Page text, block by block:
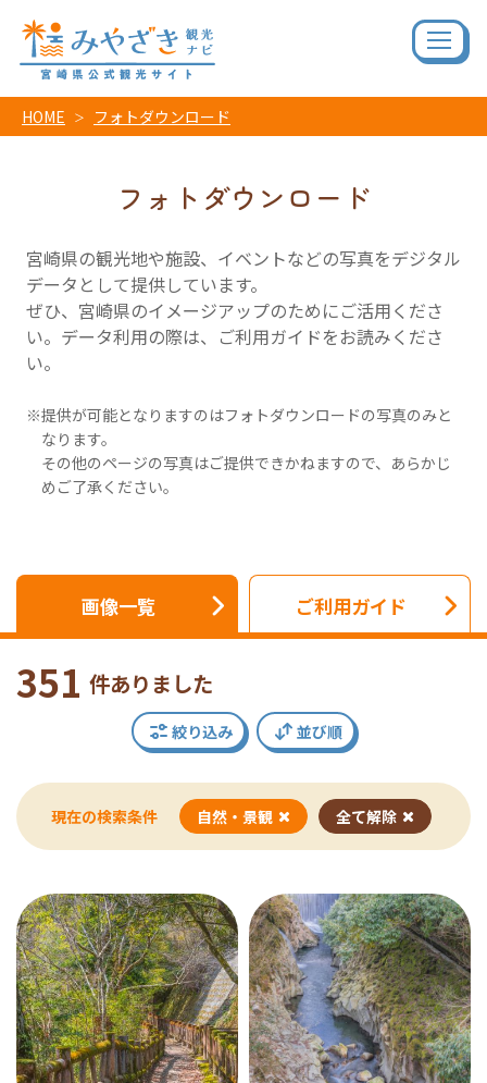
HOME フォトダウンロード
フォトダウンロード
宮崎県の観光地や施設、イベントなどの写真をデジタル
データとして提供しています。
ぜひ、宮崎県のイメージアップのためにご活用くださ
い。データ利用の際は、ご利用ガイドをお読みくださ
い。
提供が可能となりますのはフォトダウンロードの写真のみと
なります。
その他のページの写真はご提供できかねますので、あらかじ
めご了承ください。
画像一覧 ご利用ガイド
351 件ありました
絞り込み 並び順
現在の検索条件 自然・景観 全て解除